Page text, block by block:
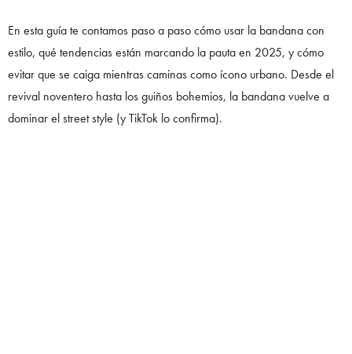
En esta guía te contamos paso a paso cómo usar la bandana con
estilo, qué tendencias están marcando la pauta en 2025, y cómo
evitar que se caiga mientras caminas como ícono urbano. Desde el
revival noventero hasta los guiños bohemios, la bandana vuelve a
dominar el street style (y TikTok lo confirma).